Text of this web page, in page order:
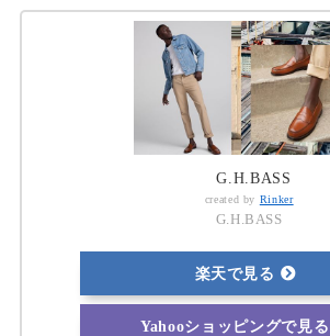
G.H.BASS
created by Rinker
G.H.BASS
楽天で見る
Yahooショッピングで見る